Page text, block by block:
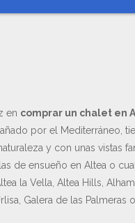
en comprar un chalet en
por el Mediterráneo,
y con unas vistas
de ensueño en Altea o
la Vella, Altea Hills,
Galera de las Palmeras